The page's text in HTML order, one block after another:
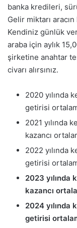
banka kredileri,
Gelir miktarı
Kendiniz günlük
araba için aylık
şirketine anahtar
civarı alırsınız.
2020 yılında
getirisi
2021 yılında
kazancı
2022 yılında
getirisi
2023 yılında
kazancı
2024 yılında
getirisi